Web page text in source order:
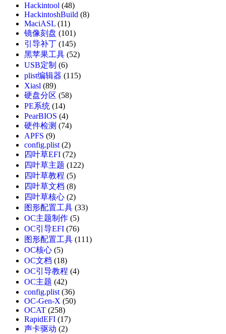
Hackintool (48)
HackintoshBuild (8)
MaciASL (11)
镜像刻盘 (101)
引导补丁 (145)
黑苹果工具 (52)
USB定制 (6)
plist编辑器 (115)
Xiasl (89)
硬盘分区 (58)
PE系统 (14)
PearBIOS (4)
硬件检测 (74)
APFS (9)
config.plist(2)
四叶草EFI (72)
四叶草主题 (122)
四叶草教程 (5)
四叶草文档 (8)
四叶草核心 (2)
图形配置工具 (33)
OC主题制作 (5)
OC引导EFI (76)
图形配置工具 (111)
OC核心 (5)
OC文档 (18)
OC引导教程 (4)
OC主题 (42)
config.plist(36)
OC-Gen-X (50)
OCAT (258)
RapidEFI (17)
声卡驱动 (2)